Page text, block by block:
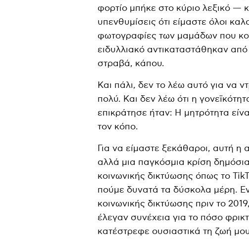
φορτίο μπήκε στο κύριο λεξικό —
υπενθυμίσεις ότι είμαστε όλοι
φωτογραφίες των μαμάδων που
ειδυλλιακό αντικαταστάθηκαν
στραβά, κάπου.
Και πάλι, δεν το λέω αυτό για να
πολύ. Και δεν λέω ότι η
επικράτησε ήταν: Η μητρότητα
τον κόπο.
Για να είμαστε ξεκάθαροι, αυτή
αλλά μια παγκόσμια κρίση
κοινωνικής δικτύωσης όπως το
πούμε δυνατά τα δύσκολα μέρη.
κοινωνικής δικτύωσης πριν το
έλεγαν συνέχεια για το πόσο
κατέστρεφε ουσιαστικά τη ζωή